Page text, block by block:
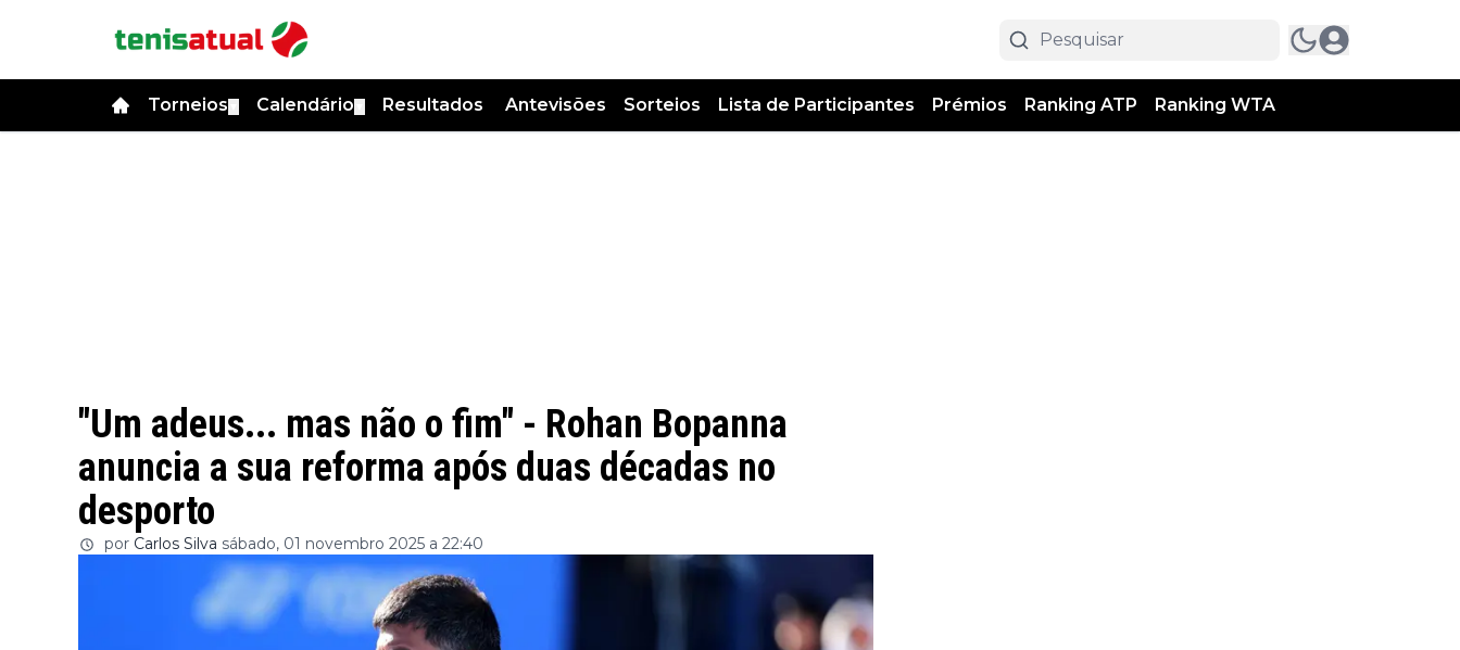
Torneios Calendário Resultados Antevisões Sorteios Lista de Participantes Prémios Ranking ATP Ranking WTA
"Um adeus... mas não o fim" - Rohan Bopanna
anuncia a sua reforma após duas décadas no
desporto
por Carlos Silva sábado, 01 novembro 2025 a 22:40